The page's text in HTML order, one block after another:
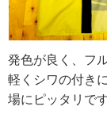
発色が良く、フ
軽くシワの付き
場にピッタリです